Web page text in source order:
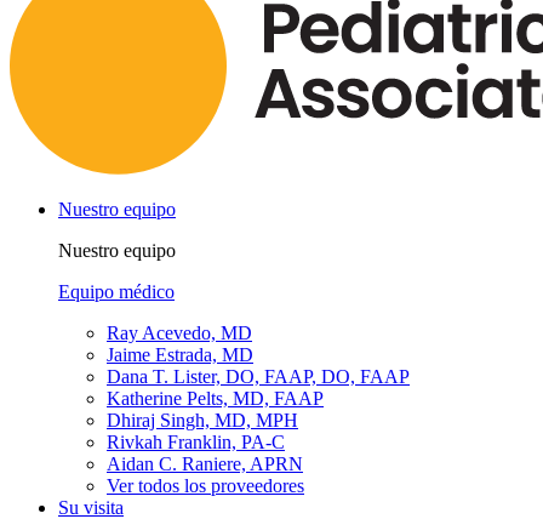
Nuestro equipo
Nuestro equipo
Equipo médico
Ray Acevedo, MD
Jaime Estrada, MD
Dana T. Lister, DO, FAAP, DO, FAAP
Katherine Pelts, MD, FAAP
Dhiraj Singh, MD, MPH
Rivkah Franklin, PA-C
Aidan C. Raniere, APRN
Ver todos los proveedores
Su visita